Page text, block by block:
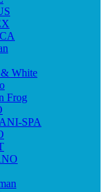
White
Frog
SPA